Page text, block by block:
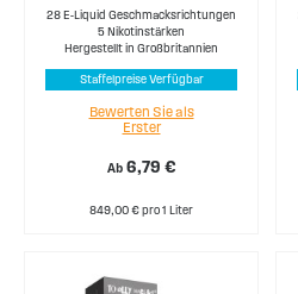
28 E-Liquid Geschmacksrichtungen
5 Nikotinstärken
Hergestellt in Großbritannien
Staffelpreise Verfügbar
Ab 6,79 €
Bewerten Sie als
Erster
849,00 € pro 1 Liter